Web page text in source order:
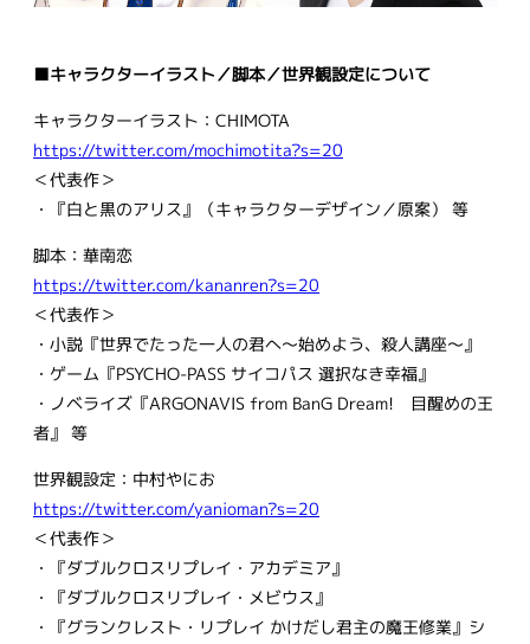
■キャラクターイラスト／脚本／世界観設定について
キャラクターイラスト：CHIMOTA
https://twitter.com/mochimotita?s=20
＜代表作＞
・『白と黒のアリス』（キャラクターデザイン／原案） 等
脚本：華南恋
https://twitter.com/kananren?s=20
＜代表作＞
・⼩説『世界でたった⼀⼈の君へ〜始めよう、殺⼈講座～』
・ゲーム『PSYCHO-PASS サイコパス 選択なき幸福』
・ノベライズ『ARGONAVIS from BanG Dream! 目醒めの王
者』 等
世界観設定：中村やにお
https://twitter.com/yanioman?s=20
＜代表作＞
・『ダブルクロスリプレイ・アカデミア』
・『ダブルクロスリプレイ・メビウス』
・『グランクレスト・リプレイ かけだし君主の魔王修業』シ